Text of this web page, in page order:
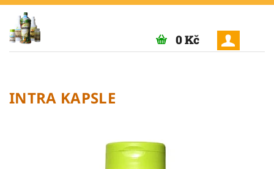
0 Kč
INTRA KAPSLE